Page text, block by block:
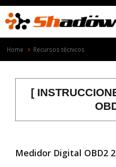
Home Recursos técnicos
[
Medidor Digital OBD2 2